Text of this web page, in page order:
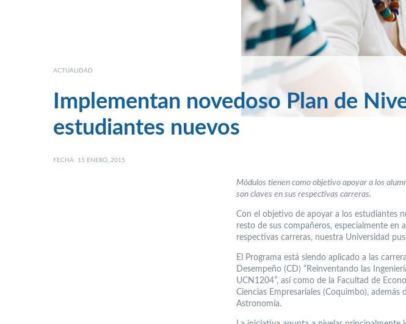
ACTUALIDAD
Implementan novedoso Plan de
estudiantes nuevos
FECHA: 15 ENERO, 2015
Módulos tienen como objetivo apoyar a los
son claves en sus respectivas carreras.
Con el objetivo de apoyar a los estudiantes
resto de sus compañeros, especialmente en
respectivas carreras, nuestra Universidad
El Programa está siendo aplicado a las
Desempeño (CD) “Reinventando las
UCN1204”, así como de la Facultad de
Ciencias Empresariales (Coquimbo),
Astronomía.